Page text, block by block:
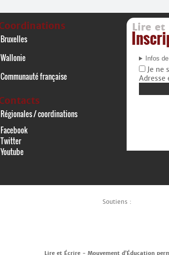
Bruxelles
Wallonie
Communauté française
Régionales / coordinations
Facebook
Twitter
Youtube
Lire et
Infos
Je ne
Adresse
Soutiens :
Lire et Écrire - Mouvement d’Éducation